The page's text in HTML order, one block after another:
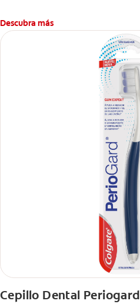
Descubra más
Cepillo Dental Periogard